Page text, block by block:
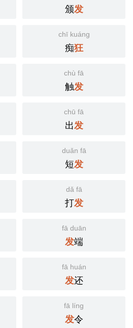
颁发
chī kuáng
痴狂
chù fā
触发
chū fā
出发
duǎn fā
短发
dǎ fā
打发
fā duān
发端
fā huán
发还
fā líng
发令